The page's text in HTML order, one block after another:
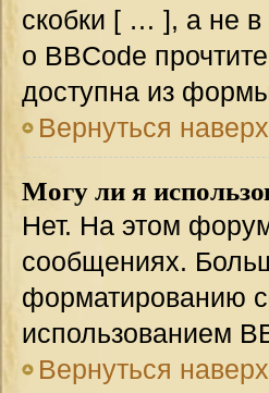
скобки [ … ], а не
о BBCode
доступна из
Вернуться наверх
Могу ли я
Нет. На этом
сообщениях.
форматированию
использованием
Вернуться наверх